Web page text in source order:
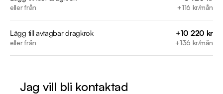
Möjlighet till 12-60 månaders garanti
Senast servad vid:
2025-07-28 - 5788 mil
https://www.riddermarkbil.se/kopa-bil/peugeot/dbl96h/
eller från +116 kr/mån
Lägg till avtagbar dragkrok
eller från
+10 220 kr
+136 kr/mån
Jag vill bli kontaktad